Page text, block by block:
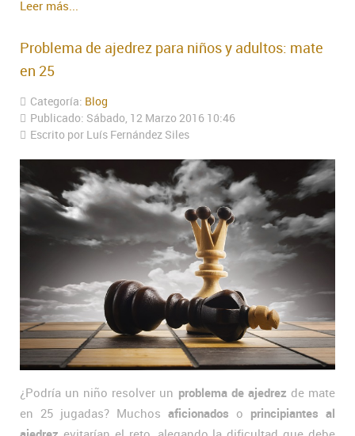
Leer más...
Problema de ajedrez para niños y adultos: mate
en 25
Categoría: Blog
Publicado: Sábado, 12 Marzo 2016 10:46
Escrito por Luís Fernández Siles
¿Podría un niño resolver un problema de ajedrez de mate
en 25 jugadas? Muchos aficionados o principiantes al